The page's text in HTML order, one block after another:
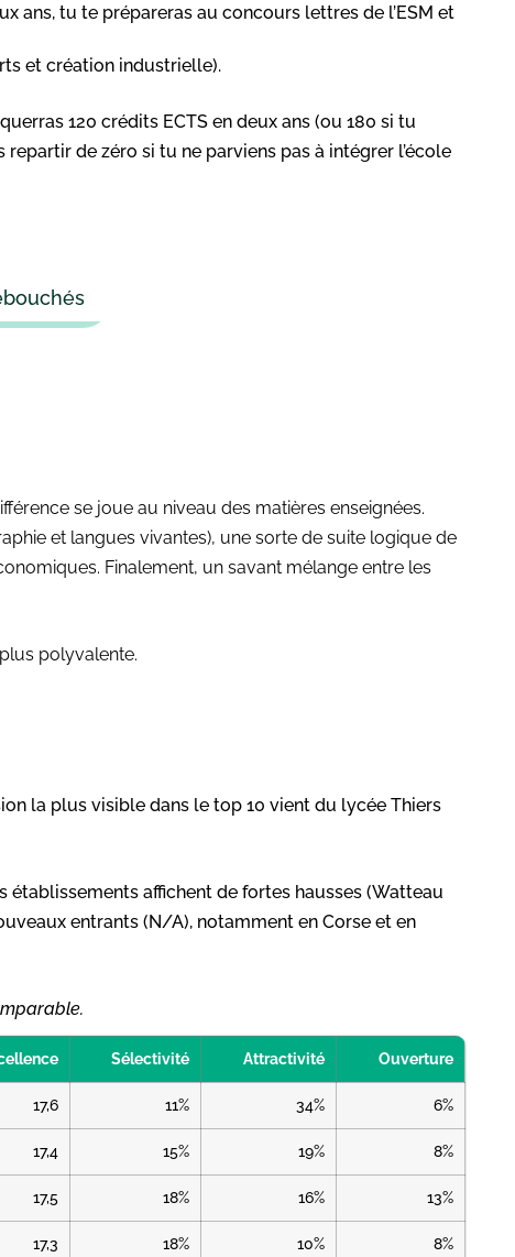
ans, tu te prépareras au concours lettres de l’ESM et
et création industrielle).
120 crédits ECTS en deux ans (ou 180 si tu
de zéro si tu ne parviens pas à intégrer l’école
se joue au niveau des matières enseignées.
et langues vivantes), une sorte de suite logique de
Finalement, un savant mélange entre les
polyvalente.
la plus visible dans le top 10 vient du lycée Thiers
établissements affichent de fortes hausses (Watteau
entrants (N/A), notamment en Corse et en
Sélectivité Attractivité Ouverture
17,6 11% 34% 6%
17,4 15% 19% 8%
17,5 18% 16% 13%
17,3 18% 10% 8%